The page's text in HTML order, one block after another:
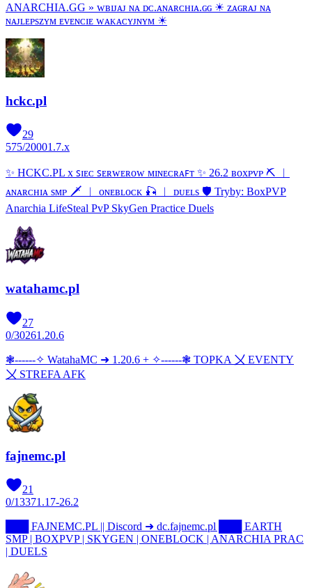
ANARCHIA.GG » ᴡʙɪᴊᴀᴊ ɴᴀ ᴅᴄ.ᴀɴᴀʀᴄʜɪᴀ.ɢɢ ☀ ᴢᴀɢʀᴀᴊ ɴᴀ
ɴᴀᴊʟᴇᴘѕᴢʏᴍ ᴇᴠᴇɴᴄɪᴇ ᴡᴀᴋᴀᴄʏᴊɴʏᴍ ☀
hckc.pl
29
575/20001.7.x
✨ HCKC.PL x ꜱɪᴇᴄ ꜱᴇʀᴡᴇʀᴏᴡ ᴍɪɴᴇᴄʀᴀꜰᴛ ✨ 26.2 ʙᴏхᴘᴠᴘ ⛏ ︱
ᴀɴᴀʀᴄʜɪᴀ ѕᴍᴘ 🗡 ︱ ᴏɴᴇʙʟᴏᴄᴋ 🎣 ︱ ᴅᴜᴇʟѕ 🛡 Tryby: BoxPVP
Anarchia LifeSteal PvP SkyGen Practice Duels
watahamc.pl
27
0/30261.20.6
❃------✧ WatahaMC ➜ 1.20.6 + ✧------❃ TOPKA 〤 EVENTY
〤 STREFA AFK
fajnemc.pl
21
0/13371.17-26.2
███ FAJNEMC.PL || Discord ➜ dc.fajnemc.pl ███ EARTH
SMP | BOXPVP | SKYGEN | ONEBLOCK | ANARCHIA PRAC
| DUELS